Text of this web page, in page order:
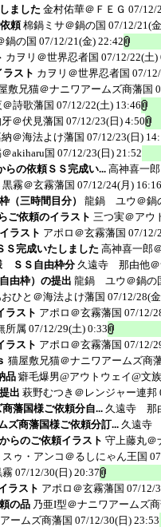
ました 金村佑華＠ＦＥＧ 07/12/
頼 棉鍋ミサ＠鍋の国 07/12/21(
鍋の国 07/12/21(金) 22:42
カヲリ＠世界忍者国 07/12/22(土)
スト カヲリ＠世界忍者国 07/
敷兄猫＠ナニワアームズ商藩国
詩歌藩国 07/12/22(土) 13:46
＠伏見藩国 07/12/23(日) 4:50
＠海法よけ藩国 07/12/23(日)
akiharu国 07/12/23(日) 21:52
らの依頼ＳＳ完成い... 高神喜一
黒霧＠玄霧藩国 07/12/24(月) 16:16
（三時間目分）
龍鍋 ユウ＠鍋
ご依頼のイラスト 三つ実＠アウ
ラスト アポロ＠玄霧藩国 07/12/
完成いたしました 高神喜一郎
ＳＳ自由枠分 久遠寺 那由他＠
由枠）の提出 龍鍋 ユウ＠鍋の
おひと＠海法よけ藩国 07/12/28(
ラスト アポロ＠玄霧藩国 07/12/
所属 07/12/29(土) 0:33
ラスト アポロ＠玄霧藩国 07/12/
猫屋敷兄猫＠ナニワアームズ商
品 癖毛爆男@アウトウェイ@文族
出 萩野むつき＠レンジャー連邦
藩国様ご依頼分自... 久遠寺 那
ズ商藩国様ご依頼分訂... 久遠寺
らのご依頼イラスト 守上藤丸＠
スゥ・アンコ＠るしにゃん王国
霧 07/12/30(日) 20:37
ラスト アポロ＠玄霧藩国 07/12/
の品 乃亜I型＠ナニワアームズ
ームズ商藩国 07/12/30(日) 23:53